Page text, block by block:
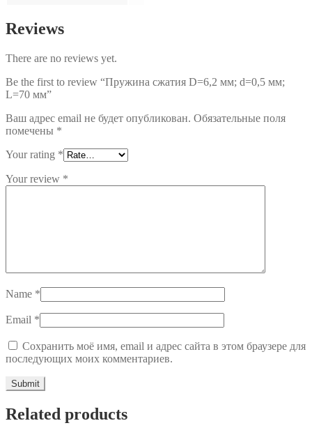
Reviews
There are no reviews yet.
Be the first to review “Пружина сжатия D=6,2 мм; d=0,5 мм;
L=70 мм”
Ваш адрес email не будет опубликован. Обязательные поля
помечены *
Your rating *
Your review *
Name *
Email *
Сохранить моё имя, email и адрес сайта в этом браузере для
последующих моих комментариев.
Related products